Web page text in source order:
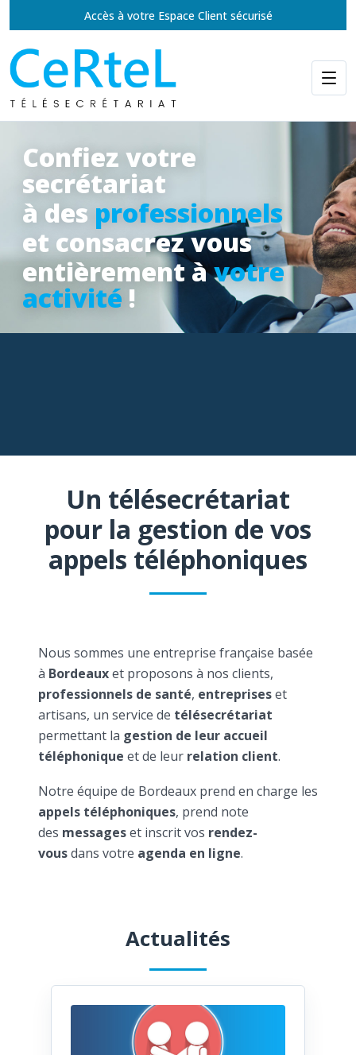
Accès à votre Espace Client sécurisé
Confiez votre
secrétariat
à des professionnels
et consacrez vous
entièrement àvotre
activité !
Un télésecrétariat
pour la gestion de vos
appels téléphoniques
Nous sommes une entreprise française basée
à Bordeauxet proposons à nos clients,
professionnels de santé, entrepriseset
artisans, un service de télésecrétariat
permettant la gestion de leur accueil
téléphonique et de leur relation client.
Notre équipe de Bordeaux prend en charge les
appels téléphoniques, prend note
des messageset inscrit vos rendez-
vousdans votre agenda en ligne.
Actualités